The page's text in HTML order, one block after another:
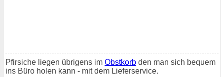
Pfirsiche liegen übrigens im Obstkorb den man sich bequem
ins Büro holen kann - mit dem Lieferservice.